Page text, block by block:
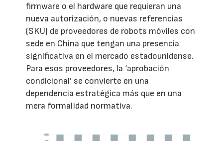
firmware o el hardware que requieran una
nueva autorización, o nuevas referencias
(SKU) de proveedores de robots móviles con
sede en China que tengan una presencia
significativa en el mercado estadounidense.
Para esos proveedores, la ‘aprobación
condicional’ se convierte en una
dependencia estratégica más que en una
mera formalidad normativa.